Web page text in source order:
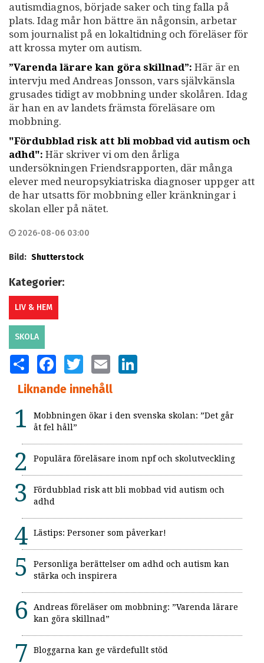
autismdiagnos, började saker och ting falla på
plats. Idag mår hon bättre än någonsin, arbetar
som journalist på en lokaltidning och föreläser för
att krossa myter om autism.
”Varenda lärare kan göra skillnad”: Här är en
intervju med Andreas Jonsson, vars självkänsla
grusades tidigt av mobbning under skolåren. Idag
är han en av landets främsta föreläsare om
mobbning.
"Fördubblad risk att bli mobbad vid autism och
adhd": Här skriver vi om den årliga
undersökningen Friendsrapporten, där många
elever med neuropsykiatriska diagnoser uppger att
de har utsatts för mobbning eller kränkningar i
skolan eller på nätet.
2026-08-06 03:00
Bild: Shutterstock
Kategorier:
LIV & HEM
SKOLA
SHARE FACEBOOKTWITTER EMAIL
Liknande innehåll
Mobbningen ökar i den svenska skolan: ”Det går
åt fel håll”
Populära föreläsare inom npf och skolutveckling
Fördubblad risk att bli mobbad vid autism och
adhd
Lästips: Personer som påverkar!
Personliga berättelser om adhd och autism kan
stärka och inspirera
Andreas föreläser om mobbning: ”Varenda lärare
kan göra skillnad”
Bloggarna kan ge värdefullt stöd